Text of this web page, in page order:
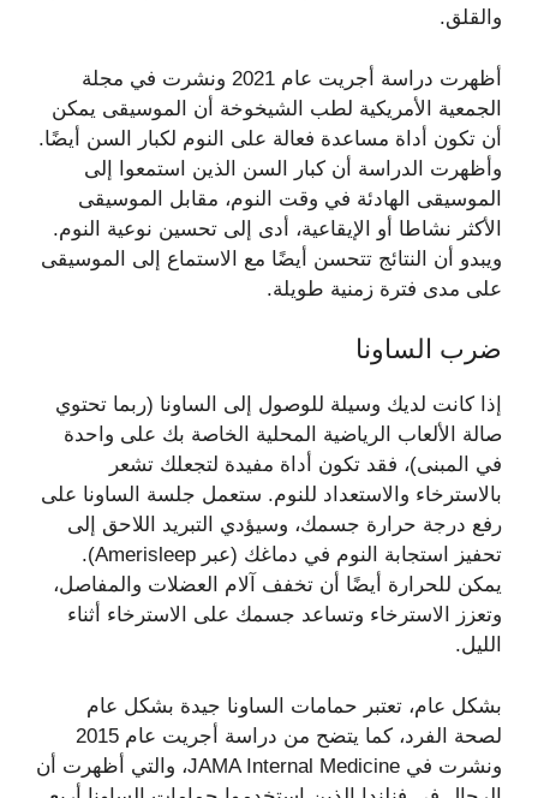
والقلق.
أظهرت دراسة أجريت عام 2021 ونشرت في مجلة
الجمعية الأمريكية لطب الشيخوخة أن الموسيقى يمكن
أن تكون أداة مساعدة فعالة على النوم لكبار السن أيضًا.
وأظهرت الدراسة أن كبار السن الذين استمعوا إلى
الموسيقى الهادئة في وقت النوم، مقابل الموسيقى
الأكثر نشاطا أو الإيقاعية، أدى إلى تحسين نوعية النوم.
ويبدو أن النتائج تتحسن أيضًا مع الاستماع إلى الموسيقى
على مدى فترة زمنية طويلة.
ضرب الساونا
إذا كانت لديك وسيلة للوصول إلى الساونا (ربما تحتوي
صالة الألعاب الرياضية المحلية الخاصة بك على واحدة
في المبنى)، فقد تكون أداة مفيدة لتجعلك تشعر
بالاسترخاء والاستعداد للنوم. ستعمل جلسة الساونا على
رفع درجة حرارة جسمك، وسيؤدي التبريد اللاحق إلى
تحفيز استجابة النوم في دماغك (عبر Amerisleep).
يمكن للحرارة أيضًا أن تخفف آلام العضلات والمفاصل،
وتعزز الاسترخاء وتساعد جسمك على الاسترخاء أثناء
الليل.
بشكل عام، تعتبر حمامات الساونا جيدة بشكل عام
لصحة الفرد، كما يتضح من دراسة أجريت عام 2015
ونشرت في JAMA Internal Medicine، والتي أظهرت أن